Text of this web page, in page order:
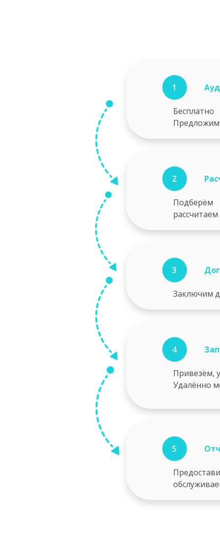
1
Предложим
2
3
Заключим
4
Привезём,
Удалённо
5